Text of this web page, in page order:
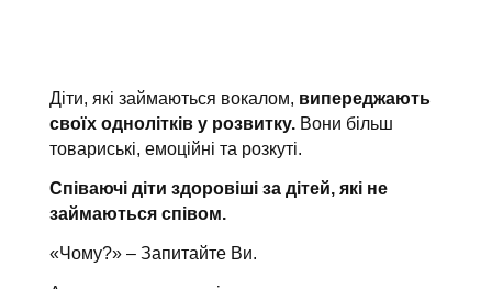
Діти, які займаються вокалом, випереджають
своїх однолітків у розвитку.Вони більш
товариські, емоційні та розкуті.
Співаючі діти здоровіші за дітей, які не
займаються співом.
«Чому?» – Запитайте Ви.